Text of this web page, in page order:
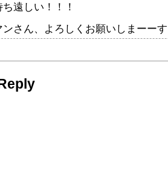
遠しい！！！
ンさん、よろしくお願いしまーー